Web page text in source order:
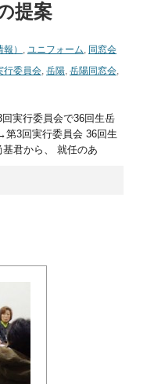
提案
） , ユニフォーム, 同窓会
行委員会, 岳陽, 岳陽同窓会,
実行委員会で36回生岳
3回実行委員会 36回生
君から、 就任のあ